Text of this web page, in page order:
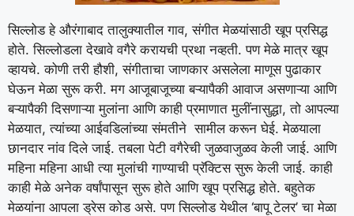
सिल्लोड हे औरंगाबाद तालुक्यातील गाव, संगीत मेळयांसाठी खूप प्रसिद्ध
होते. सिल्लोडला देखावे वगैरे करायची प्रथा नव्हती. पण मेळे मात्र खूप
व्हायचे. कोणी तरी हौशी, संगीताचा जाणकार असलेला माणूस पुढाकार
घेऊन मेळा सुरू करी. मग आजूबाजूच्या बऱ्यापैकी आवाज असणाऱ्या आणि
बऱ्यापैकी दिसणाऱ्या मुलांना आणि काही प्रमाणात मुलींनासुद्धा, तो आपल्या
मेळयात, त्यांच्या आईवडिलांच्या संमतीने सामील करून घेई. मेळयाला
छानदार नांव दिले जाई. तबला पेटी वगैरेची जुळवाजुळव केली जाई. आणि
महिना महिना आधी त्या मुलांची गाण्याची प्रॅक्टिस सुरू केली जाई. काही
काही मेळे अनेक वर्षांपासून सुरू होते आणि खूप प्रसिद्ध होते. बहुतेक
मेळयांना आपला ड्रेस कोड असे. पण सिल्लोड येथील ‘बापू टेलर’ चा मेळा